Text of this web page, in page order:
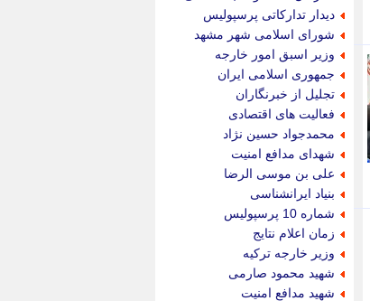
دیدار تدارکاتی پرسپولیس
شورای اسلامی شهر مشهد
وزیر اسبق امور خارجه
جمهوری اسلامی ایران
تجلیل از خبرنگاران
فعالیت های اقتصادی
محمدجواد حسین نژاد
شهدای مدافع امنیت
علی بن موسی الرضا
بنیاد ایرانشناسی
شماره 10 پرسپولیس
زمان اعلام نتایج
وزیر خارجه ترکیه
شهید محمود صارمی
شهید مدافع امنیت